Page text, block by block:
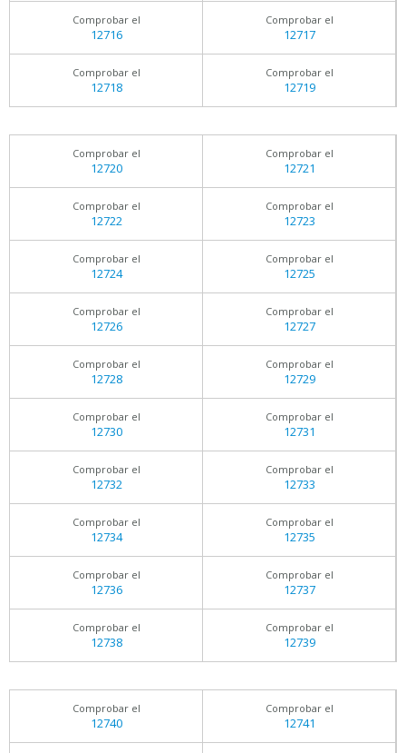
Comprobar el
12716
Comprobar el
12717
Comprobar el
12718
Comprobar el
12719
Comprobar el
12720
Comprobar el
12721
Comprobar el
12722
Comprobar el
12723
Comprobar el
12724
Comprobar el
12725
Comprobar el
12726
Comprobar el
12727
Comprobar el
12728
Comprobar el
12729
Comprobar el
12730
Comprobar el
12731
Comprobar el
12732
Comprobar el
12733
Comprobar el
12734
Comprobar el
12735
Comprobar el
12736
Comprobar el
12737
Comprobar el
12738
Comprobar el
12739
Comprobar el
12740
Comprobar el
12741